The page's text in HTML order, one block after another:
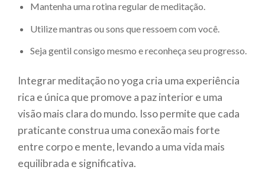
Mantenha uma rotina regular de meditação.
Utilize mantras ou sons que ressoem com você.
Seja gentil consigo mesmo e reconheça seu progresso.
Integrar meditação no yoga cria uma experiência
rica e única que promove a paz interior e uma
visão mais clara do mundo. Isso permite que cada
praticante construa uma conexão mais forte
entre corpo e mente, levando a uma vida mais
equilibrada e significativa.